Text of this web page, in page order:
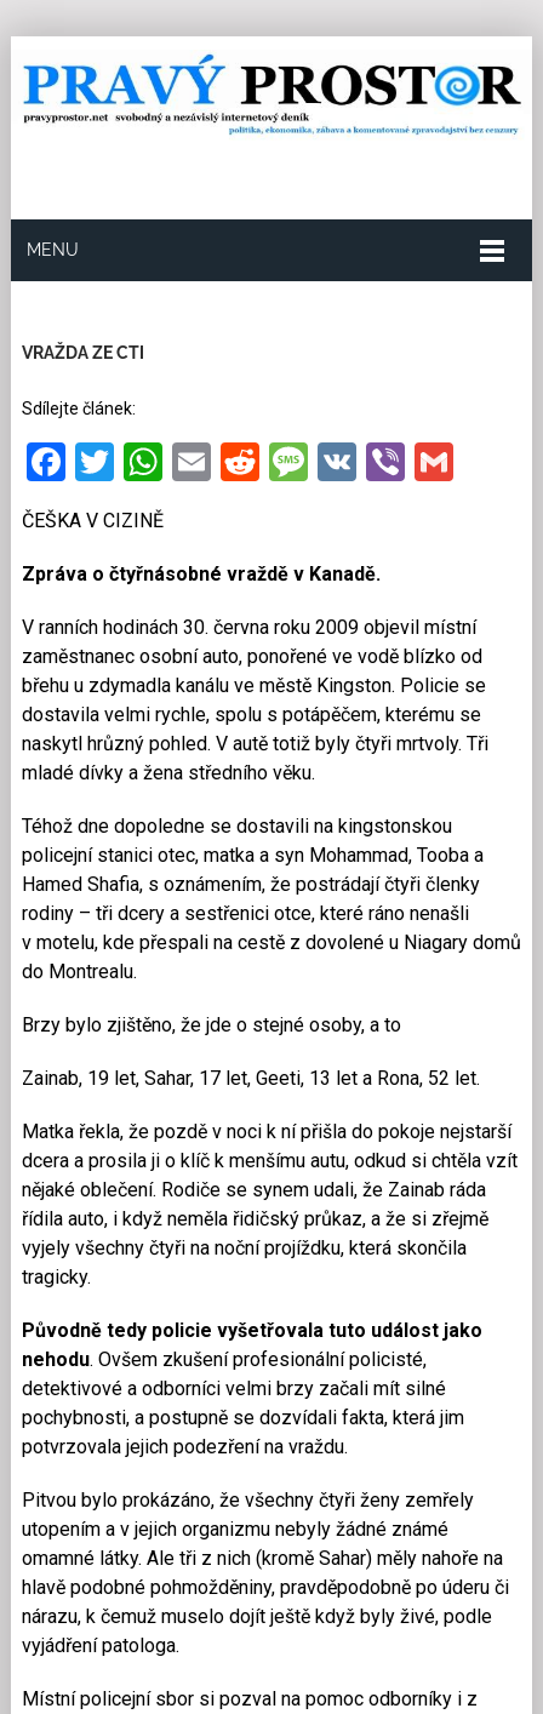
MENU
VRAŽDA ZE CTI
Sdílejte článek:
Facebook
Twitter
WhatsApp
EmailRedditMessage
VKViber
ČEŠKA V CIZINĚ
Zpráva o čtyřnásobné vraždě v Kanadě.
V ranních hodinách 30. června roku 2009 objevil místní
zaměstnanec osobní auto, ponořené ve vodě blízko od
břehu u zdymadla kanálu ve městě Kingston. Policie se
dostavila velmi rychle, spolu s potápěčem, kterému se
naskytl hrůzný pohled. V autě totiž byly čtyři mrtvoly. Tři
mladé dívky a žena středního věku.
Téhož dne dopoledne se dostavili na kingstonskou
policejní stanici otec, matka a syn Mohammad, Tooba a
Hamed Shafia, s oznámením, že postrádají čtyři členky
rodiny – tři dcery a sestřenici otce, které ráno nenašli
v motelu, kde přespali na cestě z dovolené u Niagary domů
do Montrealu.
Brzy bylo zjištěno, že jde o stejné osoby, a to
Zainab, 19 let, Sahar, 17 let, Geeti, 13 let a Rona, 52 let.
Matka řekla, že pozdě v noci k ní přišla do pokoje nejstarší
dcera a prosila ji o klíč k menšímu autu, odkud si chtěla vzít
nějaké oblečení. Rodiče se synem udali, že Zainab ráda
řídila auto, i když neměla řidičský průkaz, a že si zřejmě
vyjely všechny čtyři na noční projíždku, která skončila
tragicky.
Původně tedy policie vyšetřovala tuto událost jako
nehodu. Ovšem zkušení profesionální policisté,
detektivové a odborníci velmi brzy začali mít silné
pochybnosti, a postupně se dozvídali fakta, která jim
potvrzovala jejich podezření na vraždu.
Pitvou bylo prokázáno, že všechny čtyři ženy zemřely
utopením a v jejich organizmu nebyly žádné známé
omamné látky. Ale tři z nich (kromě Sahar) měly nahoře na
hlavě podobné pohmožděniny, pravděpodobně po úderu či
nárazu, k čemuž muselo dojít ještě když byly živé, podle
vyjádření patologa.
Místní policejní sbor si pozval na pomoc odborníky i z